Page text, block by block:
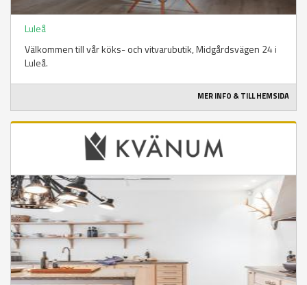
Luleå
Välkommen till vår köks- och vitvarubutik, Midgårdsvägen 24 i
Luleå.
MER INFO & TILL HEMSIDA